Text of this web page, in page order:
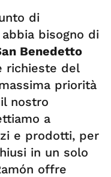
di
bisogno di
Benedetto
richieste del
priorità
nostro
a
e prodotti, per
in un solo
offre